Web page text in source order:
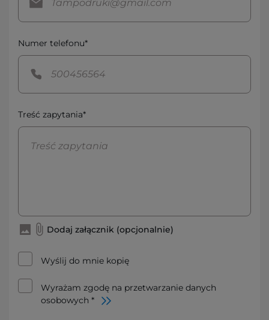
Numer telefonu*
Treść zapytania*
Dodaj załącznik (opcjonalnie)
Wyślij do mnie kopię
Wyrażam zgodę na przetwarzanie danych
osobowych *